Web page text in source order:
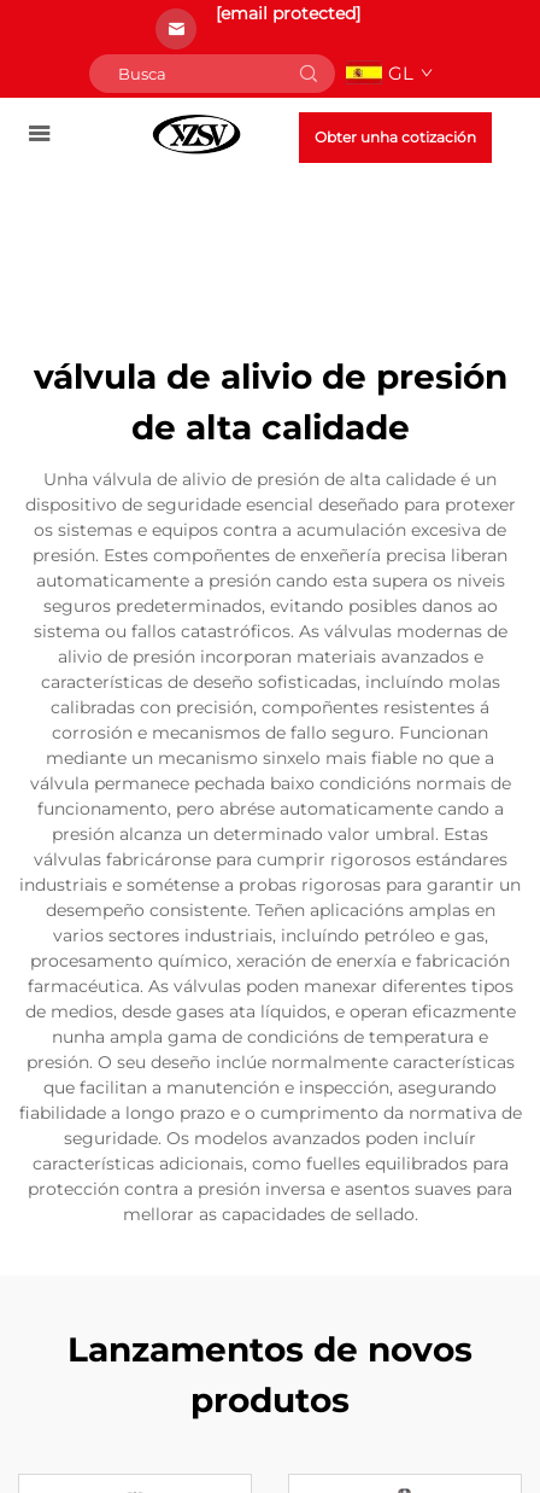
[email protected]
GL
Obter unha cotización
válvula de alivio de presión
de alta calidade
Unha válvula de alivio de presión de alta calidade é un
dispositivo de seguridade esencial deseñado para protexer
os sistemas e equipos contra a acumulación excesiva de
presión. Estes compoñentes de enxeñería precisa liberan
automaticamente a presión cando esta supera os niveis
seguros predeterminados, evitando posibles danos ao
sistema ou fallos catastróficos. As válvulas modernas de
alivio de presión incorporan materiais avanzados e
características de deseño sofisticadas, incluíndo molas
calibradas con precisión, compoñentes resistentes á
corrosión e mecanismos de fallo seguro. Funcionan
mediante un mecanismo sinxelo mais fiable no que a
válvula permanece pechada baixo condicións normais de
funcionamento, pero abrése automaticamente cando a
presión alcanza un determinado valor umbral. Estas
válvulas fabricáronse para cumprir rigorosos estándares
industriais e sométense a probas rigorosas para garantir un
desempeño consistente. Teñen aplicacións amplas en
varios sectores industriais, incluíndo petróleo e gas,
procesamento químico, xeración de enerxía e fabricación
farmacéutica. As válvulas poden manexar diferentes tipos
de medios, desde gases ata líquidos, e operan eficazmente
nunha ampla gama de condicións de temperatura e
presión. O seu deseño inclúe normalmente características
que facilitan a manutención e inspección, asegurando
fiabilidade a longo prazo e o cumprimento da normativa de
seguridade. Os modelos avanzados poden incluír
características adicionais, como fuelles equilibrados para
protección contra a presión inversa e asentos suaves para
mellorar as capacidades de sellado.
Lanzamentos de novos
produtos